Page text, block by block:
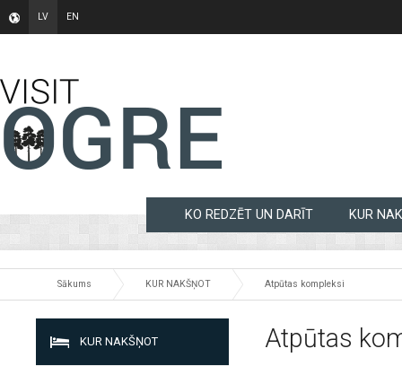
LV EN
KO REDZĒT UN DARĪT KUR
Sākums KUR NAKŠŅOT Atpūtas kompleksi
KUR NAKŠŅOT Atpūtas